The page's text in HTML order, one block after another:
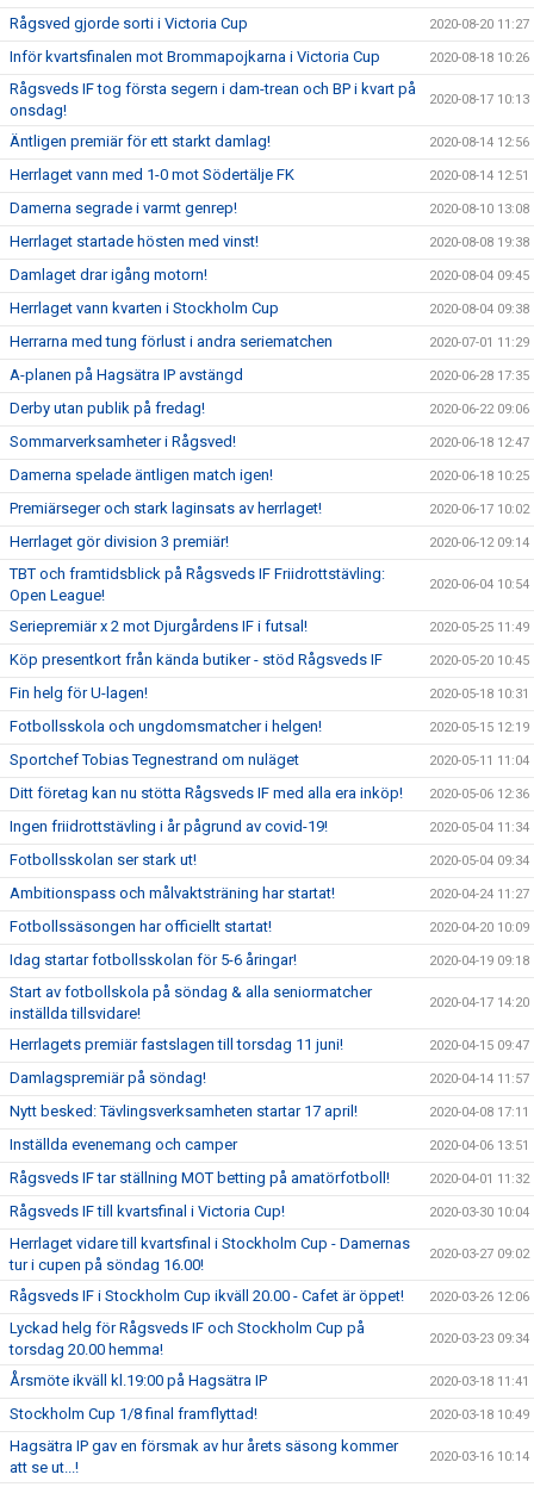
Rågsved gjorde sorti i Victoria Cup 2020-08-20 11:27
Inför kvartsfinalen mot Brommapojkarna i Victoria Cup 2020-08-18 10:26
Rågsveds IF tog första segern i dam-trean och BP i kvart på
onsdag!
2020-08-17 10:13
Äntligen premiär för ett starkt damlag! 2020-08-14 12:56
Herrlaget vann med 1-0 mot Södertälje FK 2020-08-14 12:51
Damerna segrade i varmt genrep! 2020-08-10 13:08
Herrlaget startade hösten med vinst! 2020-08-08 19:38
Damlaget drar igång motorn! 2020-08-04 09:45
Herrlaget vann kvarten i Stockholm Cup 2020-08-04 09:38
Herrarna med tung förlust i andra seriematchen 2020-07-01 11:29
A-planen på Hagsätra IP avstängd 2020-06-28 17:35
Derby utan publik på fredag! 2020-06-22 09:06
Sommarverksamheter i Rågsved! 2020-06-18 12:47
Damerna spelade äntligen match igen! 2020-06-18 10:25
Premiärseger och stark laginsats av herrlaget! 2020-06-17 10:02
Herrlaget gör division 3 premiär! 2020-06-12 09:14
TBT och framtidsblick på Rågsveds IF Friidrottstävling:
Open League!
2020-06-04 10:54
Seriepremiär x 2 mot Djurgårdens IF i futsal! 2020-05-25 11:49
Köp presentkort från kända butiker - stöd Rågsveds IF 2020-05-20 10:45
Fin helg för U-lagen! 2020-05-18 10:31
Fotbollsskola och ungdomsmatcher i helgen! 2020-05-15 12:19
Sportchef Tobias Tegnestrand om nuläget 2020-05-11 11:04
Ditt företag kan nu stötta Rågsveds IF med alla era inköp! 2020-05-06 12:36
Ingen friidrottstävling i år pågrund av covid-19! 2020-05-04 11:34
Fotbollsskolan ser stark ut! 2020-05-04 09:34
Ambitionspass och målvaktsträning har startat! 2020-04-24 11:27
Fotbollssäsongen har officiellt startat! 2020-04-20 10:09
Idag startar fotbollsskolan för 5-6 åringar! 2020-04-19 09:18
Start av fotbollskola på söndag & alla seniormatcher
inställda tillsvidare!
2020-04-17 14:20
Herrlagets premiär fastslagen till torsdag 11 juni! 2020-04-15 09:47
Damlagspremiär på söndag! 2020-04-14 11:57
Nytt besked: Tävlingsverksamheten startar 17 april! 2020-04-08 17:11
Inställda evenemang och camper 2020-04-06 13:51
Rågsveds IF tar ställning MOT betting på amatörfotboll! 2020-04-01 11:32
Rågsveds IF till kvartsfinal i Victoria Cup! 2020-03-30 10:04
Herrlaget vidare till kvartsfinal i Stockholm Cup - Damernas
tur i cupen på söndag 16.00!
2020-03-27 09:02
Rågsveds IF i Stockholm Cup ikväll 20.00 - Cafet är öppet! 2020-03-26 12:06
Lyckad helg för Rågsveds IF och Stockholm Cup på
torsdag 20.00 hemma!
2020-03-23 09:34
Årsmöte ikväll kl.19:00 på Hagsätra IP 2020-03-18 11:41
Stockholm Cup 1/8 final framflyttad! 2020-03-18 10:49
Hagsätra IP gav en försmak av hur årets säsong kommer
att se ut...!
2020-03-16 10:14